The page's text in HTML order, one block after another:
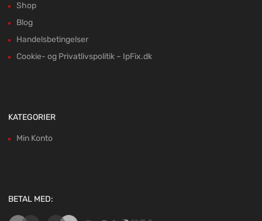
Shop
Blog
Handelsbetingelser
Cookie- og Privatlivspolitik – IpFix.dk
KATEGORIER
Min Konto
BETAL MED: